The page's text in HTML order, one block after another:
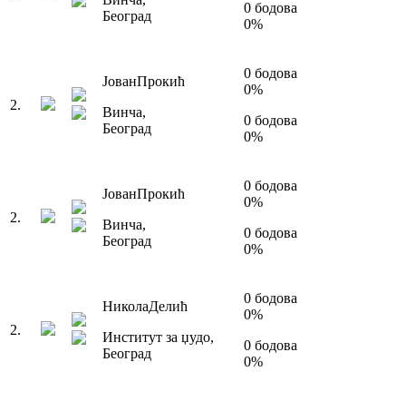
Београд
0 бодова
0%
2.
ЈованПрокић
Винча,
Београд
0 бодова
0%
0 бодова
0%
2.
ЈованПрокић
Винча,
Београд
0 бодова
0%
0 бодова
0%
2.
НиколаДелић
Институт за џудо,
Београд
0 бодова
0%
0 бодова
0%